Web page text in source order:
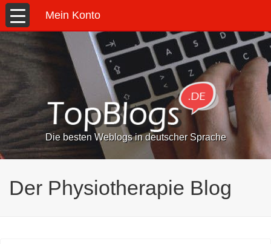
Mein Konto
Die besten Weblogs in deutscher Sprache
Der Physiotherapie Blog